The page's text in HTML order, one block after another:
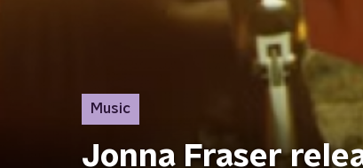
Music
Jonna Fraser